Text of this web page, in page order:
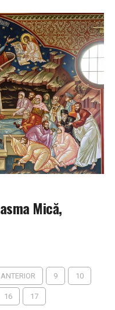
Mică,
ANTERIOR 9 10
16 17